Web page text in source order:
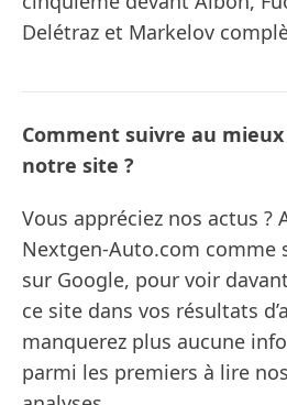
Delétraz et Markelov
Comment suivre au mieux
notre site ?
Vous appréciez nos actus ?
Nextgen-Auto.com comme
sur Google, pour voir
ce site dans vos résultats
manquerez plus aucune
parmi les premiers à lire